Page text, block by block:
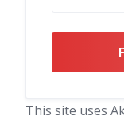
This site uses